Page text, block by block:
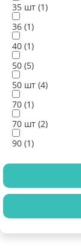
35 шт (1)
36 (1)
40 (1)
50 (5)
50 шт (4)
70 (1)
70 шт (2)
90 (1)